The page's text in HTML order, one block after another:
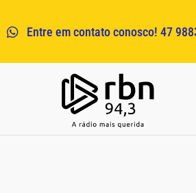
Entre em contato conosco! 47